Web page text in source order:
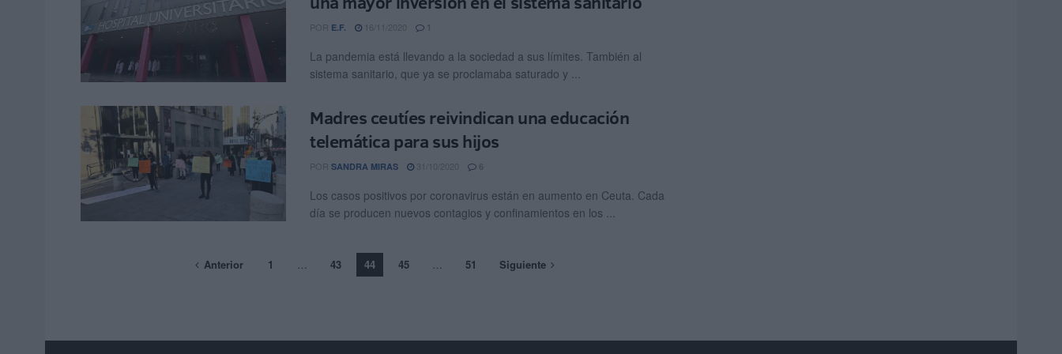
POR E.F. 1
La pandemia está llevando a la sociedad a sus límites. También al
sistema sanitario, que ya se proclamaba saturado y ...
Madres ceutíes reivindican una educación
telemática para sus hijos
POR SANDRA MIRAS 6
Los casos positivos por coronavirus están en aumento en Ceuta. Cada
día se producen nuevos contagios y confinamientos en los ...
Anterior 1 … 43 44 45 … 51 Siguiente